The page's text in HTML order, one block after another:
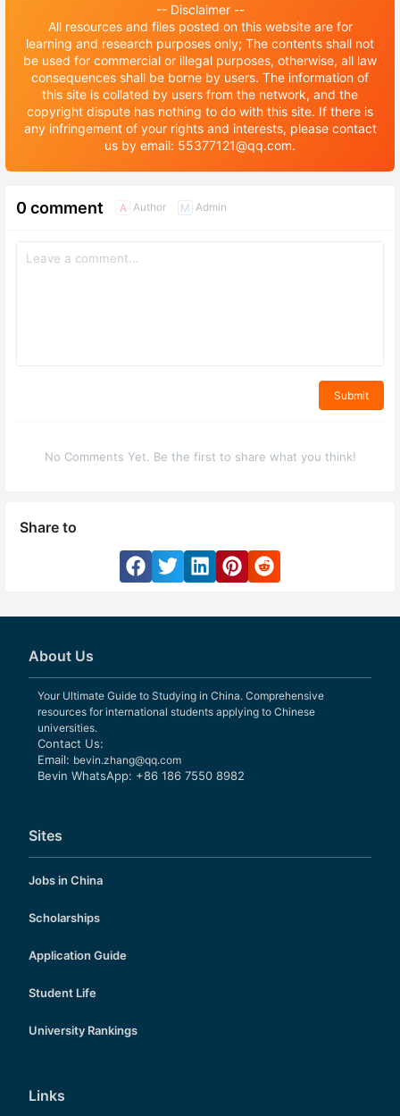
-- Disclaimer --
All resources and files posted on this website are for
learning and research purposes only; The contents shall not
be used for commercial or illegal purposes, otherwise, all law
consequences shall be borne by users. The information of
this site is collated by users from the network, and the
copyright dispute has nothing to do with this site. If there is
any infringement of your rights and interests, please contact
us by email: 55377121@qq.com.
0 comment A Author M Admin
Submit
No Comments Yet. Be the first to share what you think!
Share to
About Us
Your Ultimate Guide to Studying in China. Comprehensive
resources for international students applying to Chinese
universities.
Contact Us:
Email: bevin.zhang@qq.com
Bevin WhatsApp: +86 186 7550 8982
Sites
Jobs in China
Scholarships
Application Guide
Student Life
University Rankings
Links